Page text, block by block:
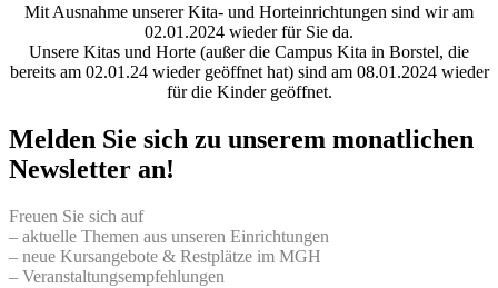
Mit Ausnahme unserer Kita- und Horteinrichtungen sind wir am
02.01.2024 wieder für Sie da.
Unsere Kitas und Horte (außer die Campus Kita in Borstel, die
bereits am 02.01.24 wieder geöffnet hat) sind am 08.01.2024 wieder
für die Kinder geöffnet.
Melden Sie sich zu unserem monatlichen
Newsletter an!
Freuen Sie sich auf
– aktuelle Themen aus unseren Einrichtungen
– neue Kursangebote & Restplätze im MGH
– Veranstaltungsempfehlungen